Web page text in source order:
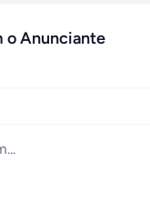
o Anunciante